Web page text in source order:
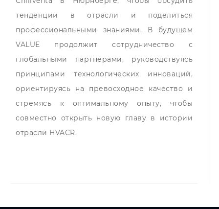
тенденции в отрасли и поделиться
профессиональными знаниями. В будущем
VALUE продолжит сотрудничество с
глобальными партнерами, руководствуясь
принципами технологических инноваций,
ориентируясь на превосходное качество и
стремясь к оптимальному опыту, чтобы
совместно открыть новую главу в истории
отрасли HVACR.